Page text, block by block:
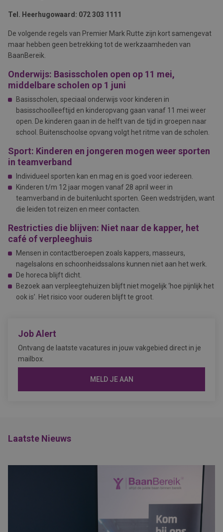
Tel. Heerhugowaard: 072 303 1111
De volgende regels van Premier Mark Rutte zijn kort samengevat
maar hebben geen betrekking tot de werkzaamheden van
BaanBereik.
Onderwijs: Basisscholen open op 11 mei,
middelbare scholen op 1 juni
Basisscholen, speciaal onderwijs voor kinderen in
basisschoolleeftijd en kinderopvang gaan vanaf 11 mei weer
open. De kinderen gaan in de helft van de tijd in groepen naar
school. Buitenschoolse opvang volgt het ritme van de scholen.
Sport: Kinderen en jongeren mogen weer sporten
in teamverband
Individueel sporten kan en mag en is goed voor iedereen.
Kinderen t/m 12 jaar mogen vanaf 28 april weer in
teamverband in de buitenlucht sporten. Geen wedstrijden, want
die leiden tot reizen en meer contacten.
Restricties die blijven: Niet naar de kapper, het
café of verpleeghuis
Mensen in contactberoepen zoals kappers, masseurs,
nagelsalons en schoonheidssalons kunnen niet aan het werk.
De horeca blijft dicht.
Bezoek aan verpleegtehuizen blijft niet mogelijk ‘hoe pijnlijk het
ook is’. Het risico voor ouderen blijft te groot.
Job Alert
Ontvang de laatste vacatures in jouw vakgebied direct in je
mailbox.
MELD JE AAN
Laatste Nieuws